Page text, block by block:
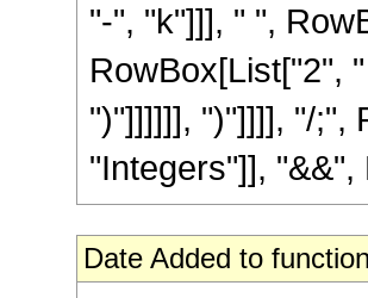
"-", "k"]]], " ",
RowBox[List["2",
")"]]]]]], ")"]]]], "/;",
"Integers"]],
Date Added to